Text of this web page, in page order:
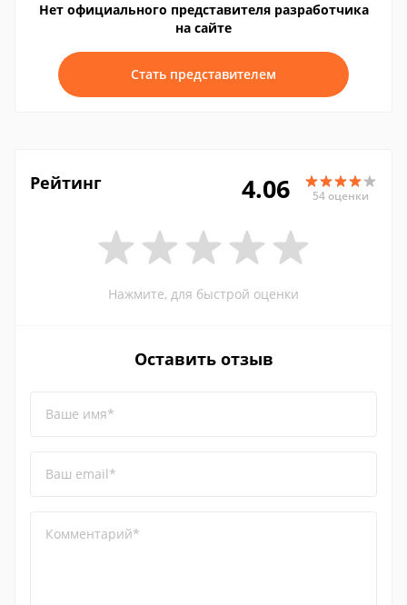
Нет официального представителя разработчика
на сайте
Стать представителем
Рейтинг 4.06 54 оценки
Нажмите, для быстрой оценки
Оставить отзыв
Ваше имя*
Ваш email*
Комментарий*